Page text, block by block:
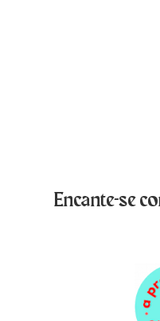
Encante-se